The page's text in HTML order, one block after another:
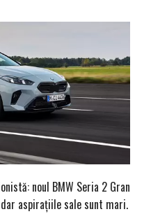
noul BMW Seria 2 Gran
aspirațiile sale sunt mari.